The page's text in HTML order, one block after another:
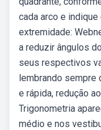
cada arco e
extremidade:
a reduzir ângulos
seus respectivos
lembrando sempre
e rápida, redução
Trigonometria
médio e nos